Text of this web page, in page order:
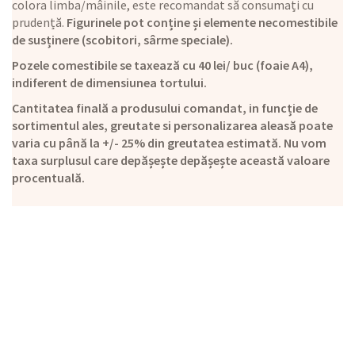
colora limba/mâinile, este recomandat să consumați cu
prudență. Figurinele pot conține și elemente necomestibile
de susținere (scobitori, sârme speciale).
Pozele comestibile se taxează cu 40 lei/ buc (foaie A4),
indiferent de dimensiunea tortului.
Cantitatea finală a produsului comandat, in funcție de
sortimentul ales, greutate si personalizarea aleasă poate
varia cu până la +/- 25% din greutatea estimată. Nu vom
taxa surplusul care depășește depășește această valoare
procentuală.